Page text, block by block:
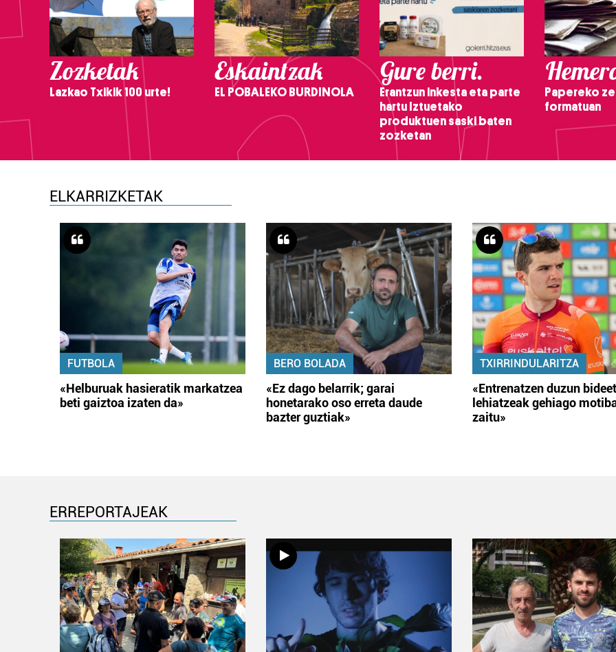
Zozketak
Lazkao Txikik 100 urte!
Eskaintzak
EL POBALEKO BURDINOLA
Gure berri.
Erantzun inkesta eta parte
hartu Iztuetako
produktuen saski baten
zozketan
Papereko
formatuan
ELKARRIZKETAK
FUTBOLA
«Helburuak hasieratik markatzea
beti gaiztoa izaten da»
BERO BOLADA
«Ez dago belarrik; garai
honetarako oso erreta daude
bazter guztiak»
TXIRRINDULARITZA
«Entrenatzen duzun
lehiatzeak gehiago
zaitu»
ERREPORTAJEAK